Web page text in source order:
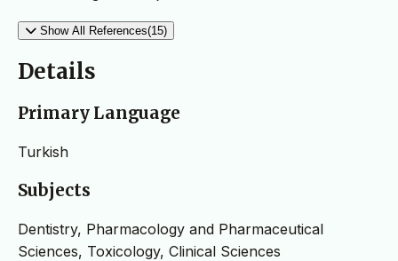
Show All References(15)
Details
Primary Language
Turkish
Subjects
Dentistry, Pharmacology and Pharmaceutical
Sciences, Toxicology, Clinical Sciences